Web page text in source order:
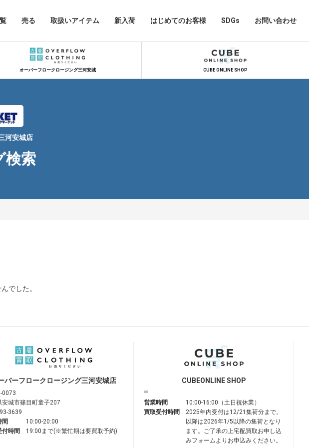
売る 取扱いアイテム 新入荷 はじめてのお客様 SDGs お問い合わせ
オーバーフロークロージング三河安城 CUBE ONLINE SHOP
河安城店
検索
でした。
バーフロークロージング三河安城店
0073
安城市篠目町童子207
3639
間
10:00-20:00
付時間
19:00まで(※繁忙期は要買取予約)
CUBEONLINE SHOP
〒
営業時間
10:00-16:00（土日祝休業）
買取受付時間
2025年内受付は12/21集荷分まで。
以降は2026年1/5以降の集荷となり
ます。ご了承の上宅配買取お申し込
みフォームよりお申込みください。